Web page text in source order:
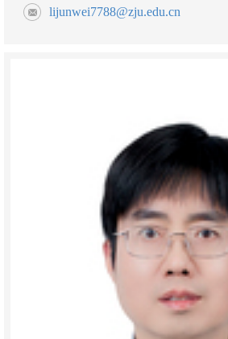
lijunwei7788@zju.edu.cn